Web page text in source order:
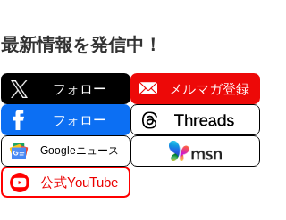
最新情報を発信中！
フォロー メルマガ登録
フォロー
Googleニュース
公式YouTube